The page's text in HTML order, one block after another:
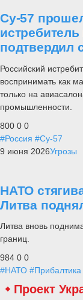
Су-57
подтвердил
Российский
воспринимать как
только на
промышленности.
800 0 0
#Россия #Су-57
9 июня 2026Угрозы
НАТО
Литва
Литва вновь
границ.
984 0 0
#НАТО #Прибалтика
Проект